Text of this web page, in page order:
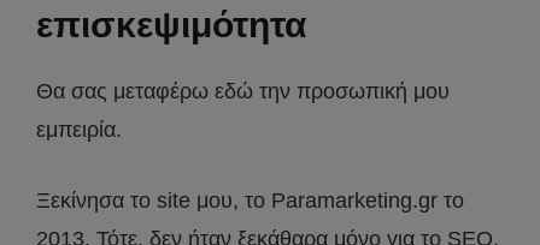
επισκεψιμότητα
Θα σας μεταφέρω εδώ την προσωπική μου
εμπειρία.
Ξεκίνησα το site μου, το Paramarketing.gr το
2013. Τότε, δεν ήταν ξεκάθαρα μόνο για το SEO,